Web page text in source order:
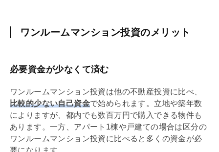
ワンルームマンション投資のメリット
必要資金が少なくて済む
ワンルームマンション投資は他の不動産投資に比べ、
比較的少ない自己資金で始められます。立地や築年数
によりますが、都内でも数百万円で購入できる物件も
あります。一方、アパート1棟や戸建ての場合は区分の
ワンルームマンション投資に比べると多くの資金が必
要になります。